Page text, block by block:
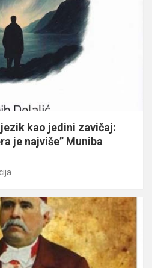
kao jedini zavičaj:
je najviše” Muniba